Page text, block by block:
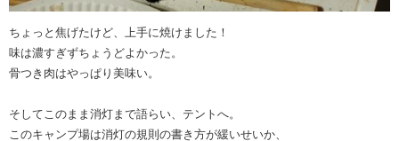
ちょっと焦げたけど、上手に焼けました！
味は濃すぎずちょうどよかった。
骨つき肉はやっぱり美味い。
そしてこのまま消灯まで語らい、テントへ。
このキャンプ場は消灯の規則の書き方が緩いせいか、